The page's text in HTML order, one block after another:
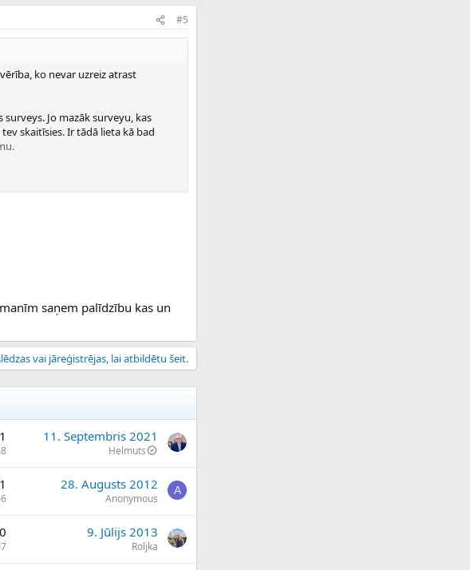
#5
ko nevar uzreiz atrast
Jo mazāk surveyu, kas
skaitīsies. Ir tādā lieta kā bad
saņem palīdzību kas un
vai jāreģistrējas, lai atbildētu šeit.
1 11. Septembris 2021
Helmuts
1 28. Augusts 2012
Anonymous
A
0 9. Jūlijs 2013
Roljka